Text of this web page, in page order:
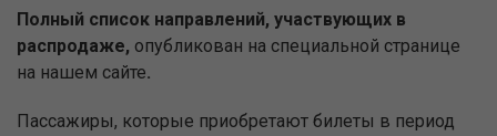
Полный список направлений, участвующих в
распродаже, опубликован на специальной странице
на нашем сайте.
Пассажиры, которые приобретают билеты в период